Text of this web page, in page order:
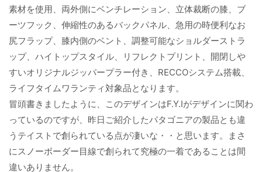
素材を使用、両外側にベンチレーション、立体裁断の膝、ブ
ーツフック、伸縮性のあるバックパネル、急用の時便利なお
尻フラップ、膝内側のベント、調整可能なショルダーストラ
ップ、ハイトップスタイル、リフレクトプリント、開閉しや
すいオリジナルジッパープラー付き、RECCOシステム搭載、
ライフタイムワランティ対象品となります。
冒頭書きましたように、このデザインはF.Y.Iがデザインに関わ
っているのですが、昨日ご紹介したパタゴニアの製品とも違
うテイストで創られている点が凄いな・・と思います。まさ
にスノーボーダー目線で創られて究極の一着であることは間
違いありません。